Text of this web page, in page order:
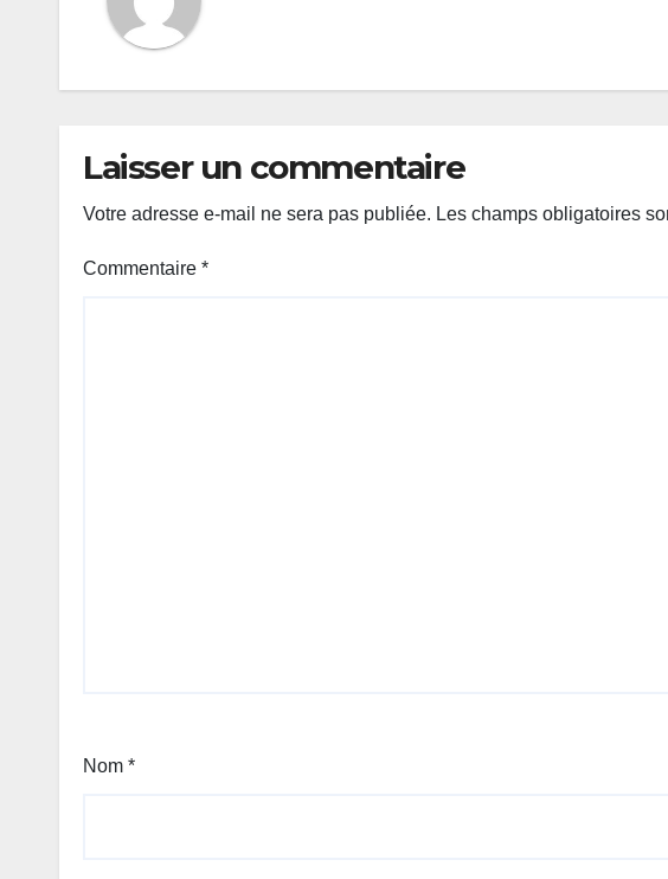
Laisser un commentaire
Votre adresse e-mail ne sera pas publiée. Les champs obligatoires
Commentaire *
Nom *